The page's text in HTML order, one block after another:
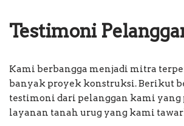
Testimoni
Kami berbangga menjadi mitra
banyak proyek konstruksi. Berikut
testimoni dari pelanggan kami yang
layanan tanah urug yang kami